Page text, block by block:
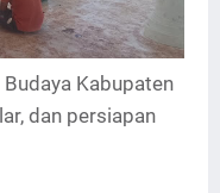
Budaya Kabupaten
dan persiapan